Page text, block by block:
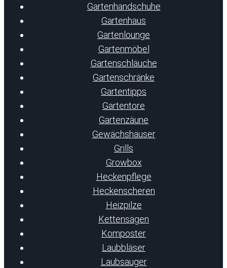
Gartenhandschuhe
Gartenhaus
Gartenlounge
Gartenmöbel
Gartenschläuche
Gartenschränke
Gartentipps
Gartentore
Gartenzäune
Gewächshäuser
Grills
Growbox
Heckenpflege
Heckenscheren
Heizpilze
Kettensägen
Komposter
Laubbläser
Laubsauger